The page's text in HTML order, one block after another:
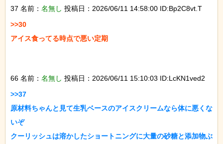
37 名前： 名無し 投稿日：2026/06/11 14:58:00 ID:Bp2C8vt.T
>>30
アイス食ってる時点で悪い定期
66 名前： 名無し 投稿日：2026/06/11 15:10:03 ID:LcKN1ved2
>>37
原材料ちゃんと見て生乳ベースのアイスクリームなら体に悪くな
いぞ
クーリッシュは溶かしたショートニングに大量の砂糖と添加物ぶ